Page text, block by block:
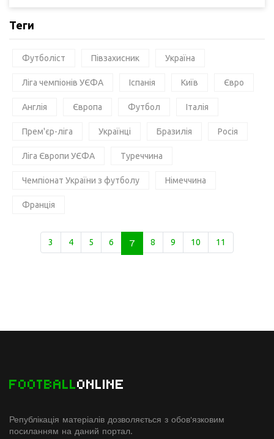
Теги
Футболіст Півзахисник Україна
Ліга чемпіонів УЄФА Іспанія Київ Євро
Англія Європа Футбол Італія
Прем'єр-ліга Українці Бразилія Росія
Ліга Європи УЄФА Туреччина
Чемпіонат України з футболу Німеччина
Франція
3 4 5 6 7 8 9 10 11
FOOTBALLONLINE
Републікація матеріалів дозволяється з обов'язковим
посиланням на даний портал.